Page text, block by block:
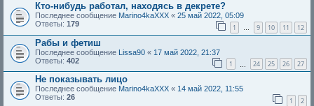
Кто-нибудь работал, находясь в декрете?
Последнее сообщение Marino4kaXXX « 25 май 2022, 05:09
Ответы: 179 1 … 9 10 11 12
Рабы и фетиш
Последнее сообщение Lissa90 « 17 май 2022, 21:37
Ответы: 402 1 24 25 26 27
Не показывать лицо
Последнее сообщение Marino4kaXXX « 14 май 2022, 11:55
Ответы: 26 1 2